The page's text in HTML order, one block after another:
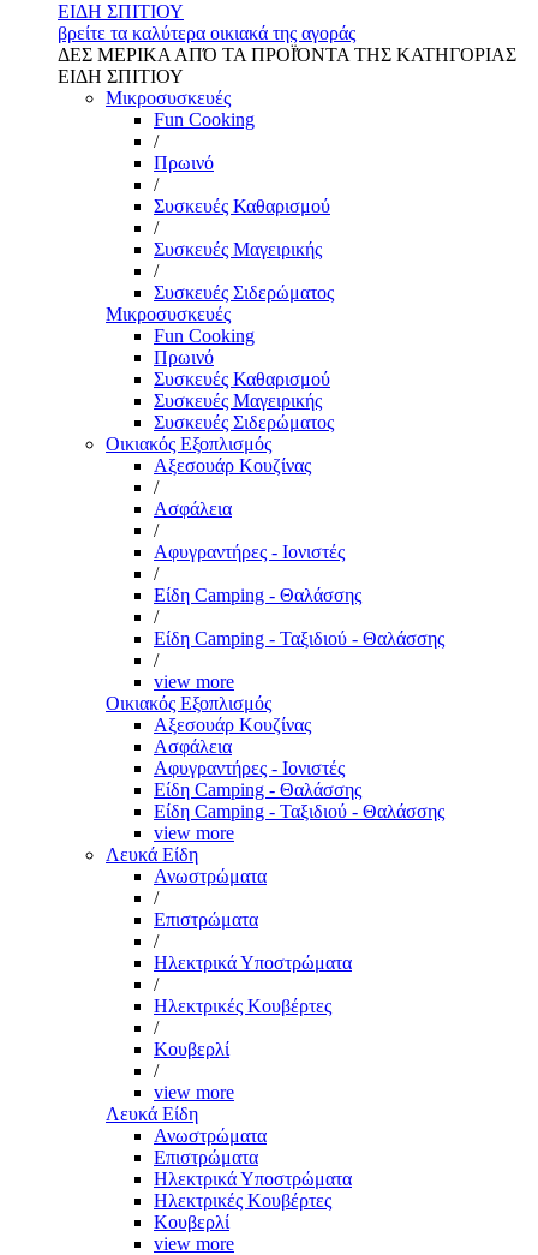
ΕΙΔΗ ΣΠΙΤΙΟΥ
βρείτε τα καλύτερα οικιακά της αγοράς
ΔΕΣ ΜΕΡΙΚΑ ΑΠΌ ΤΑ ΠΡΟΪΌΝΤΑ ΤΗΣ ΚΑΤΗΓΟΡΙΑΣ
ΕΙΔΗ ΣΠΙΤΙΟΥ
Μικροσυσκευές
Fun Cooking
/
Πρωινό
/
Συσκευές Καθαρισμού
/
Συσκευές Μαγειρικής
/
Συσκευές Σιδερώματος
Μικροσυσκευές
Fun Cooking
Πρωινό
Συσκευές Καθαρισμού
Συσκευές Μαγειρικής
Συσκευές Σιδερώματος
Οικιακός Εξοπλισμός
Αξεσουάρ Κουζίνας
/
Ασφάλεια
/
Αφυγραντήρες - Ιονιστές
/
Είδη Camping - Θαλάσσης
/
Είδη Camping - Ταξιδιού - Θαλάσσης
/
view more
Οικιακός Εξοπλισμός
Αξεσουάρ Κουζίνας
Ασφάλεια
Αφυγραντήρες - Ιονιστές
Είδη Camping - Θαλάσσης
Είδη Camping - Ταξιδιού - Θαλάσσης
view more
Λευκά Είδη
Ανωστρώματα
/
Επιστρώματα
/
Ηλεκτρικά Υποστρώματα
/
Ηλεκτρικές Κουβέρτες
/
Κουβερλί
/
view more
Λευκά Είδη
Ανωστρώματα
Επιστρώματα
Ηλεκτρικά Υποστρώματα
Ηλεκτρικές Κουβέρτες
Κουβερλί
view more